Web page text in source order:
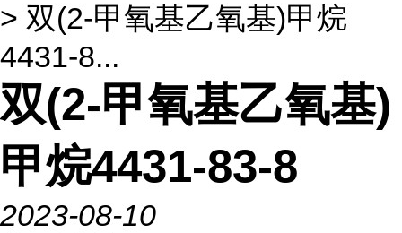
> 双(2-甲氧基乙氧基)甲烷
4431-8...
双(2-甲氧基乙氧基)
甲烷4431-83-8
2023-08-10